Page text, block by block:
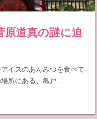
原道真の謎に迫
イスのあんみつを食べて
場所にある、亀戸…